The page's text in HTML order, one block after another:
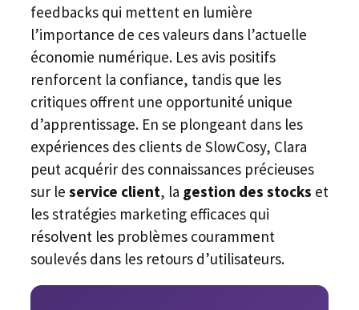
feedbacks qui mettent en lumière
l’importance de ces valeurs dans l’actuelle
économie numérique. Les avis positifs
renforcent la confiance, tandis que les
critiques offrent une opportunité unique
d’apprentissage. En se plongeant dans les
expériences des clients de SlowCosy, Clara
peut acquérir des connaissances précieuses
sur le service client, la gestion des stocks et
les stratégies marketing efficaces qui
résolvent les problèmes couramment
soulevés dans les retours d’utilisateurs.